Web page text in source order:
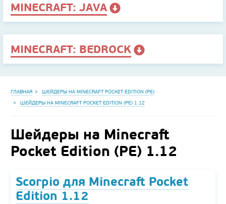
MINECRAFT: JAVA
MINECRAFT: BEDROCK
ГЛАВНАЯ
ШЕЙДЕРЫ НА MINECRAFT POCKET EDITION (PE)
ШЕЙДЕРЫ НА MINECRAFT POCKET EDITION (PE) 1.12
Шейдеры на Minecraft
Pocket Edition (PE) 1.12
Scorpio для Minecraft Pocket
Edition 1.12